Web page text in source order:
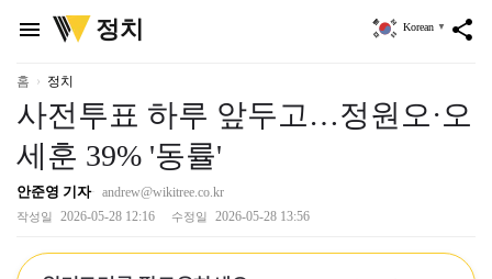
menu
위
키
정치 share
Korean ▼
홈 정치
사전투표 하루 앞두고…정원오·오
세훈 39% '동률'
안준영 기자 andrew@wikitree.co.kr
작성일 2026-05-28 12:16 수정일 2026-05-28 13:56